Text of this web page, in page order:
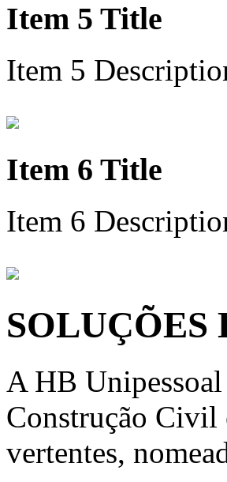
Item 5 Title
Item 5
Item 6 Title
Item 6
SOLUÇÕES
A HB
Construção Civil
vertentes,